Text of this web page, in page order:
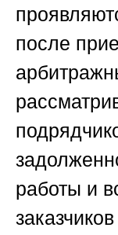
после
работы и